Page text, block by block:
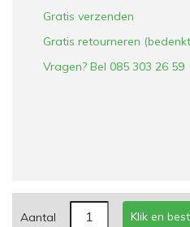
Gratis verzenden
Gratis retourneren
Vragen? Bel 085 303 26 59
Aantal Klik en